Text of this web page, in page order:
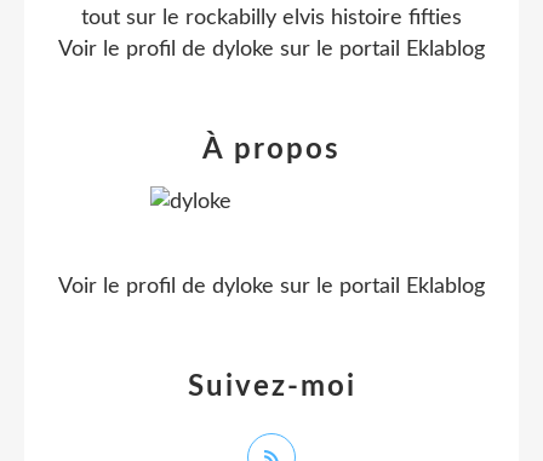
tout sur le rockabilly elvis histoire fifties
Voir le profil de dyloke sur le portail Eklablog
Suivez-moi
À propos
Voir le profil de dyloke sur le portail Eklablog